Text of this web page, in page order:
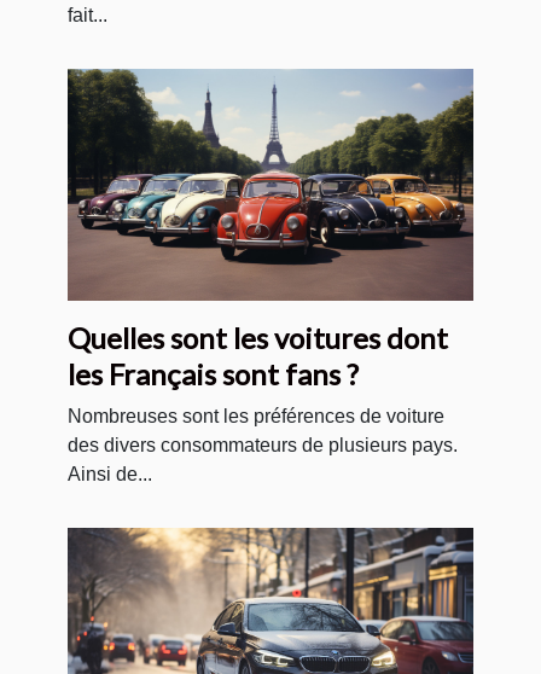
fait...
Quelles sont les voitures dont
les Français sont fans ?
Nombreuses sont les préférences de voiture
des divers consommateurs de plusieurs pays.
Ainsi de...